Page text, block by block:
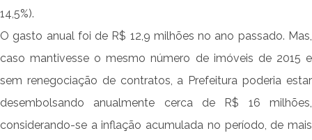
14,5%).
O gasto anual foi de R$ 12,9 milhões no ano passado. Mas,
caso mantivesse o mesmo número de imóveis de 2015 e
sem renegociação de contratos, a Prefeitura poderia estar
desembolsando anualmente cerca de R$ 16 milhões,
considerando-se a inflação acumulada no período, de mais